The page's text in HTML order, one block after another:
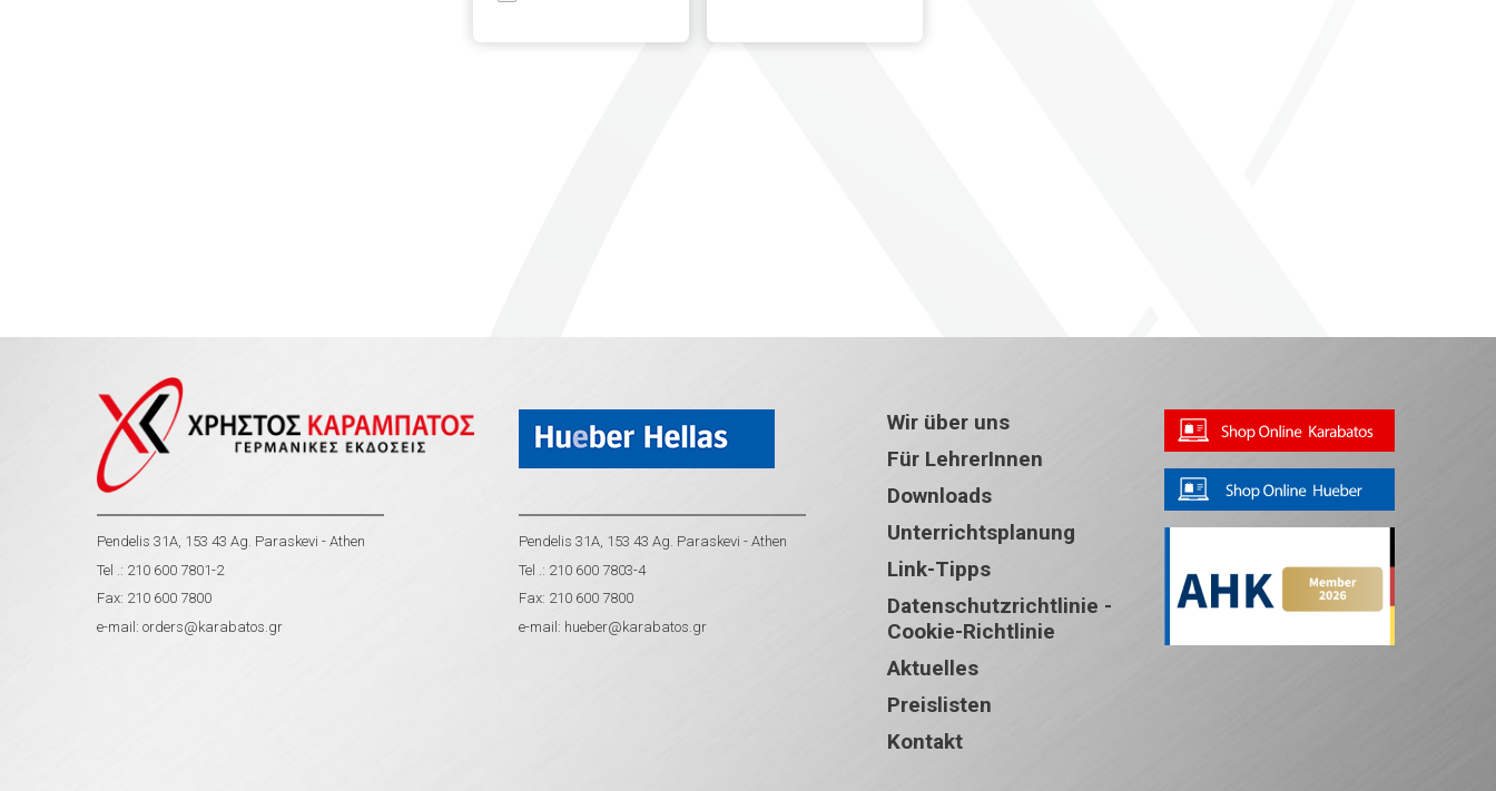
Pendelis 31A, 153 43 Ag. Paraskevi - Athen
Tel .: 210 600 7801-2
Fax: 210 600 7800
e-mail: orders@karabatos.gr
Pendelis 31A, 153 43 Ag. Paraskevi - Athen
Tel .: 210 600 7803-4
Fax: 210 600 7800
e-mail: hueber@karabatos.gr
Wir über uns
Für LehrerInnen
Downloads
Unterrichtsplanung
Link-Tipps
Datenschutzrichtlinie -
Cookie-Richtlinie
Aktuelles
Preislisten
Kontakt